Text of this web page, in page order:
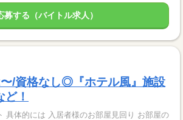
募する（バイトル求人）
〜/資格なし◎『ホテル風』施設
！
具体的には 入居者様のお部屋見回り お部屋の